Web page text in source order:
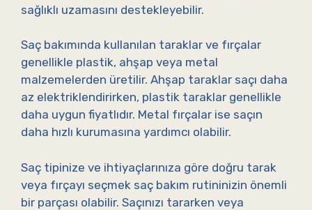
sağlıklı uzamasını destekleyebilir.
Saç bakımında kullanılan taraklar ve fırçalar
genellikle plastik, ahşap veya metal
malzemelerden üretilir. Ahşap taraklar saçı daha
az elektriklendirirken, plastik taraklar genellikle
daha uygun fiyatlıdır. Metal fırçalar ise saçın
daha hızlı kurumasına yardımcı olabilir.
Saç tipinize ve ihtiyaçlarınıza göre doğru tarak
veya fırçayı seçmek saç bakım rutininizin önemli
bir parçası olabilir. Saçınızı tararken veya